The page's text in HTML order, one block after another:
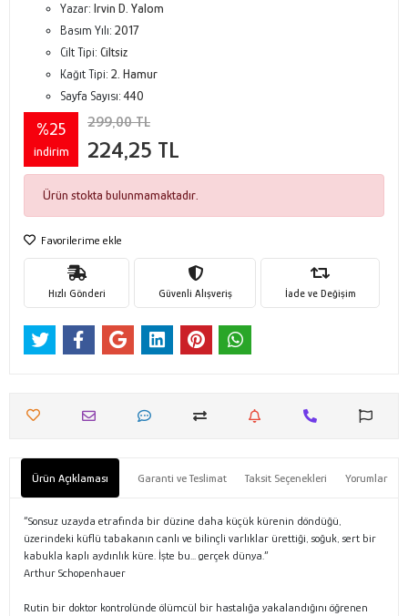
Yazar: Irvin D. Yalom
Basım Yılı: 2017
Cilt Tipi: Ciltsiz
Kağıt Tipi: 2. Hamur
Sayfa Sayısı:440
%25
indirim
299,00 TL
224,25 TL
Ürün stokta bulunmamaktadır.
Favorilerime ekle
Hızlı Gönderi Güvenli Alışveriş İade ve Değişim
Ürün Açıklaması Garanti ve Teslimat Taksit Seçenekleri Yorumlar
“Sonsuz uzayda etrafında bir düzine daha küçük kürenin döndüğü,
üzerindeki küflü tabakanın canlı ve bilinçli varlıklar ürettiği, soğuk, sert bir
kabukla kaplı aydınlık küre. İşte bu... gerçek dünya.”
Arthur Schopenhauer
Rutin bir doktor kontrolünde ölümcül bir hastalığa yakalandığını öğrenen